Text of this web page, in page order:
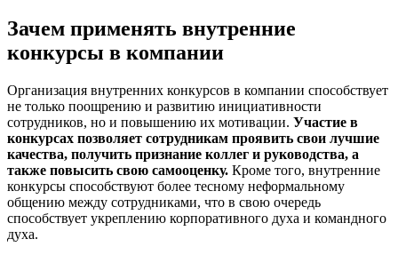
Зачем применять внутренние
конкурсы в компании
Организация внутренних конкурсов в компании способствует
не только поощрению и развитию инициативности
сотрудников, но и повышению их мотивации. Участие в
конкурсах позволяет сотрудникам проявить свои лучшие
качества, получить признание коллег и руководства, а
также повысить свою самооценку. Кроме того, внутренние
конкурсы способствуют более тесному неформальному
общению между сотрудниками, что в свою очередь
способствует укреплению корпоративного духа и командного
духа.